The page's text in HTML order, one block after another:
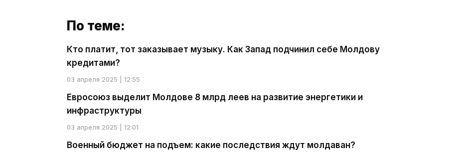
По теме:
Кто платит, тот заказывает музыку. Как Запад подчинил себе Молдову
кредитами?
03 апреля 2025 | 12:55
Евросоюз выделит Молдове 8 млрд леев на развитие энергетики и
инфраструктуры
03 апреля 2025 | 12:01
Военный бюджет на подъем: какие последствия ждут молдаван?